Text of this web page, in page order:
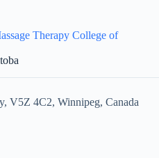
Therapy College of
V5Z 4C2, Winnipeg, Canada